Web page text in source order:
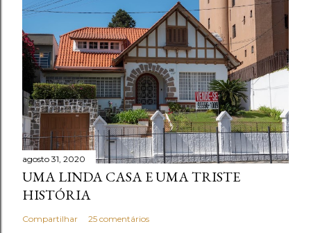
agosto 31, 2020
UMA LINDA CASA E UMA TRISTE
HISTÓRIA
Compartilhar 25 comentários